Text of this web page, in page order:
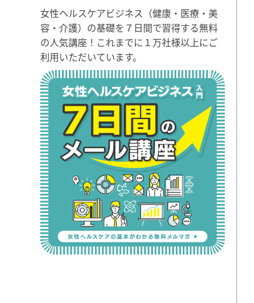
女性ヘルスケアビジネス（健康・医療・美
容・介護）の基礎を７日間で習得する無料
の人気講座！これまでに１万社様以上にご
利用いただいています。